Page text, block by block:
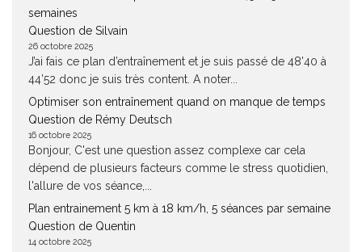
semaines
Question de Silvain
26 octobre 2025
J’ai fais ce plan d’entraînement et je suis passé de 48’40 à
44’52 donc je suis très content. A noter...
Optimiser son entraînement quand on manque de temps
Question de Rémy Deutsch
16 octobre 2025
Bonjour, C'est une question assez complexe car cela
dépend de plusieurs facteurs comme le stress quotidien,
l'allure de vos séance,...
Plan entrainement 5 km à 18 km/h, 5 séances par semaine
Question de Quentin
14 octobre 2025